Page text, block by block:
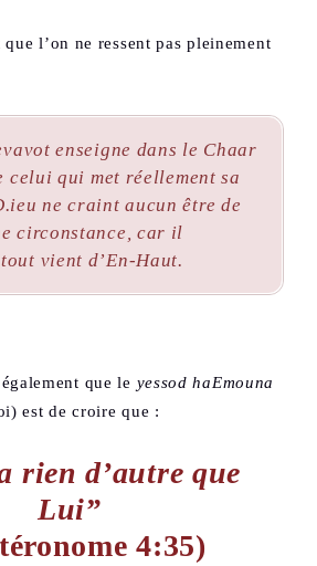
que l’on ne ressent pas pleinement
enseigne dans le Chaar
celui qui met réellement sa
ne craint aucun être de
circonstance, car il
vient d’En-Haut.
que le yessod haEmouna
est de croire que :
Lui”
4:35)